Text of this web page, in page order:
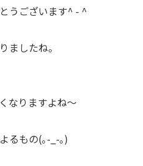
うございます^ - ^
ましたね。
なりますよね〜
るもの(｡-_-｡)